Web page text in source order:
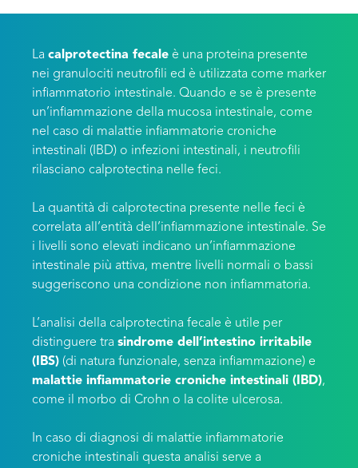
La calprotectina fecale è una proteina presente
nei granulociti neutrofili ed è utilizzata come marker
infiammatorio intestinale. Quando e se è presente
un’infiammazione della mucosa intestinale, come
nel caso di malattie infiammatorie croniche
intestinali (IBD) o infezioni intestinali, i neutrofili
rilasciano calprotectina nelle feci.
La quantità di calprotectina presente nelle feci è
correlata all’entità dell’infiammazione intestinale. Se
i livelli sono elevati indicano un’infiammazione
intestinale più attiva, mentre livelli normali o bassi
suggeriscono una condizione non infiammatoria.
L’analisi della calprotectina fecale è utile per
distinguere tra sindrome dell’intestino irritabile
(IBS) (di natura funzionale, senza infiammazione) e
malattie infiammatorie croniche intestinali (IBD),
come il morbo di Crohn o la colite ulcerosa.
In caso di diagnosi di malattie infiammatorie
croniche intestinali questa analisi serve a